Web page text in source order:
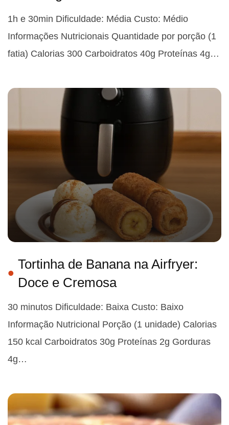
1h e 30min Dificuldade: Média Custo: Médio
Informações Nutricionais Quantidade por porção (1
fatia) Calorias 300 Carboidratos 40g Proteínas 4g…
Tortinha de Banana na Airfryer:
Doce e Cremosa
30 minutos Dificuldade: Baixa Custo: Baixo
Informação Nutricional Porção (1 unidade) Calorias
150 kcal Carboidratos 30g Proteínas 2g Gorduras
4g…